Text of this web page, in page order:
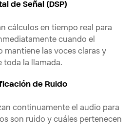
de Señal (DSP)
cálculos en tiempo real para
cuando el
mantiene las voces claras y
toda la llamada.
de Ruido
continuamente el audio para
son ruido y cuáles pertenecen